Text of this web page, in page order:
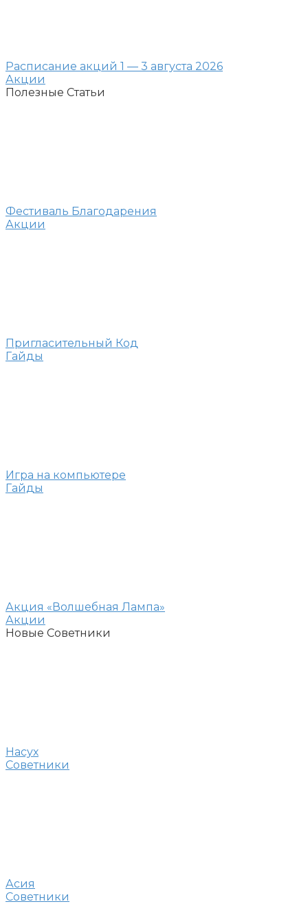
Расписание акций 1 — 3 августа 2026
Акции
Полезные Статьи
Фестиваль Благодарения
Акции
Пригласительный Код
Гайды
Игра на компьютере
Гайды
Акция «Волшебная Лампа»
Акции
Новые Советники
Насух
Советники
Асия
Советники